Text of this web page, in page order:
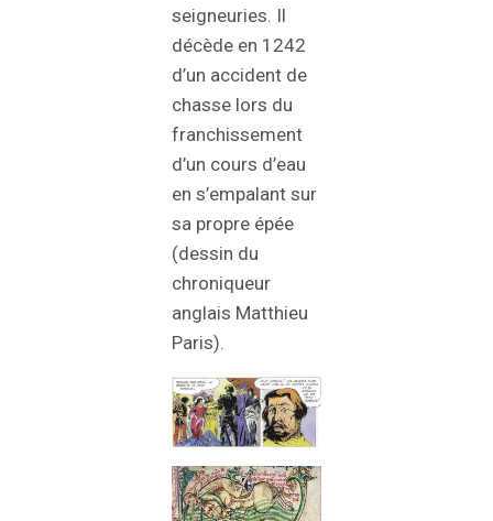
seigneuries. Il
décède en 1242
d’un accident de
chasse lors du
franchissement
d’un cours d’eau
en s’empalant sur
sa propre épée
(dessin du
chroniqueur
anglais Matthieu
Paris).